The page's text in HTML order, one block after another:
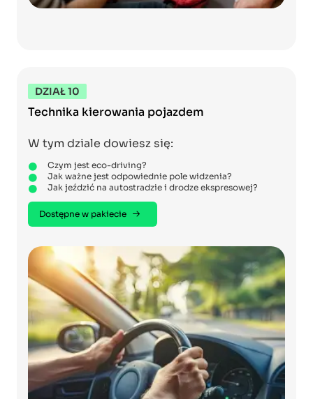
DZIAŁ 10
Technika kierowania pojazdem
W tym dziale dowiesz się:
Czym jest eco-driving?
Jak ważne jest odpowiednie pole widzenia?
Jak jeździć na autostradzie i drodze ekspresowej?
Dostępne w pakiecie